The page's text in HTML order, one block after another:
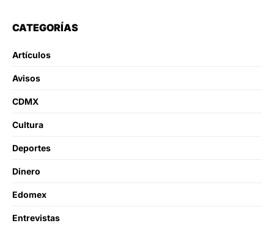
CATEGORÍAS
Artículos
Avisos
CDMX
Cultura
Deportes
Dinero
Edomex
Entrevistas